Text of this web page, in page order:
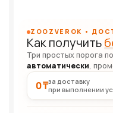
ZOOZVEROK •
Как получить
Три простых порога
автоматически,
0 ₸за доставку
при выполнении